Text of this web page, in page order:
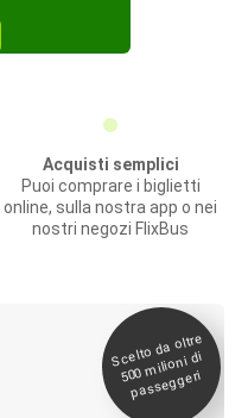
Acquisti semplici
Puoi comprare i biglietti
online, sulla nostra app o nei
nostri negozi FlixBus
Scelto da oltre
500
milioni di
passeggeri